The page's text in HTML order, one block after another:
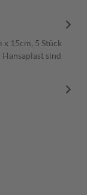
x 15cm, 5 Stück
sind